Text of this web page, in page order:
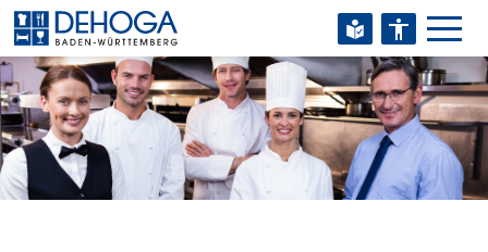
Zum Hauptinhalt springen
Zum Footerinhalt springen